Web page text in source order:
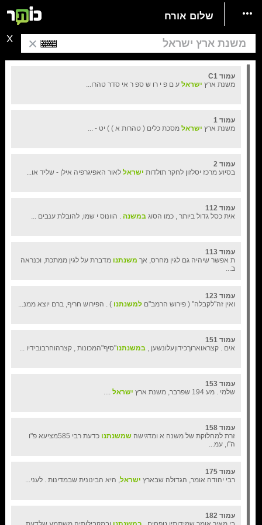
שלום אורח
עמוד C1
משנת ארץ ישראל ע ם פ י רו ש ספ ר אי סדר טהרו...
עמוד 1
משנת ארץ ישראל מסכת כלים ( טהרות א ) ) יט - ...
עמוד 2
בסיוע מרכז יסלזון לחקר תולדות ישראל לאור האפיגרפיה אילן - שליד או...
עמוד 112
אית כסל גדול ביותר , כמו הסוג במשנה . הוונוס י שמו, להובלת ענבים ...
עמוד 113
ת אפשר שיהיה גם לגין מחרס, אך משנתנו מדברת על לגין ממתכת, וכנראה
ב...
עמוד 123
ואין זה"לקבלה" ( פירוש הרמב"ם למשנתנו ) . הפירוש חריף, ברם יוצא ממנ...
עמוד 151
אים . קצראוארוךכידוןעלונשען , במשנתנו"סיף"המכונות , קצרהוחרבובידיו ...
עמוד 153
שלמי . מע 194 שפרבר, משנת ארץ
ישראל ....
עמוד 158
זרת למחלוקת של משנה א ומדגישה שמשנתנו
כדעת רבי 585מציעא פ"ו
ה"ו, עמ...
עמוד 175
רבי יהודה אומר, הגדולה שבארץ ישראל, היא הבינונית שבמדינות . לעני...
עמוד 182